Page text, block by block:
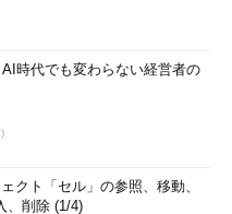
AI時代でも変わらない経営者の
クト「セル」の参照、移動、
、削除 (1/4)